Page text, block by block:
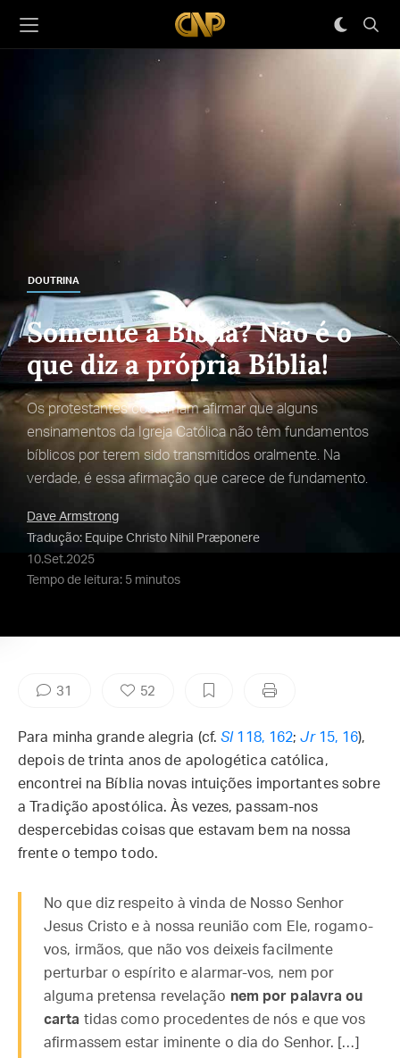
DOUTRINA
Somente a Bíblia? Não é o
que diz a própria Bíblia!
Os protestantes costumam afirmar que alguns
ensinamentos da Igreja Católica não têm fundamentos
bíblicos por terem sido transmitidos oralmente. Na
verdade, é essa afirmação que carece de fundamento.
Dave Armstrong
Tradução: Equipe Christo Nihil Præponere
10.Set.2025
Tempo de leitura: 5 minutos
31 52
Para minha grande alegria (cf.Sl 118, 162;Jr15, 16),
depois de trinta anos de apologética católica,
encontrei na Bíblia novas intuições importantes sobre
a Tradição apostólica. Às vezes, passam-nos
despercebidas coisas que estavam bem na nossa
frente o tempo todo.
No que diz respeito à vinda de Nosso Senhor
Jesus Cristo e à nossa reunião com Ele, rogamo-
vos, irmãos, que não vos deixeis facilmente
perturbar o espírito e alarmar-vos, nem por
alguma pretensa revelação nem por palavra ou
carta tidas como procedentes de nós e que vos
afirmassem estar iminente o dia do Senhor. […]